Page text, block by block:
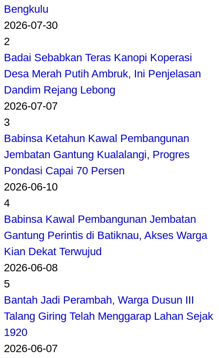
Bengkulu
2026-07-30
2
Badai Sebabkan Teras Kanopi Koperasi
Desa Merah Putih Ambruk, Ini Penjelasan
Dandim Rejang Lebong
2026-07-07
3
Babinsa Ketahun Kawal Pembangunan
Jembatan Gantung Kualalangi, Progres
Pondasi Capai 70 Persen
2026-06-10
4
Babinsa Kawal Pembangunan Jembatan
Gantung Perintis di Batiknau, Akses Warga
Kian Dekat Terwujud
2026-06-08
5
Bantah Jadi Perambah, Warga Dusun III
Talang Giring Telah Menggarap Lahan Sejak
1920
2026-06-07